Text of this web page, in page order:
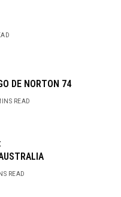
DE NORTON 74
READ
READ